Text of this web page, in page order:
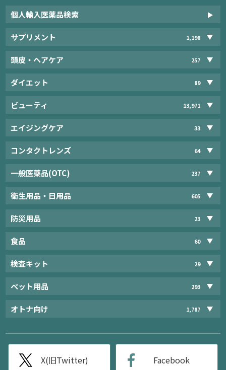
個人輸入医薬品検索
サプリメント 1,198
頭皮・ヘアケア 257
ダイエット 89
ビューティ 13,971
エイジングケア 33
コンタクトレンズ 64
一般医薬品(OTC) 237
衛生用品・日用品 605
防災用品 23
食品 60
検査キット 29
ペット用品 293
オトナ向け 1,787
X(旧Twitter) Facebook